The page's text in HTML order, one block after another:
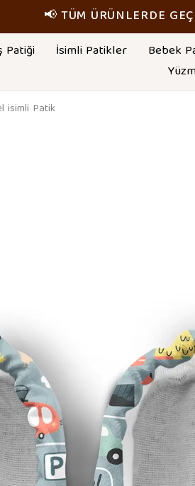
📢 TÜM ÜRÜNLERDE
Patiği İsimli Patikler Bebek
isimli Patik